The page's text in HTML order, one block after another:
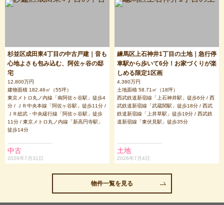
杉並区成田東4丁目の中古戸建｜音も
心地よさも包み込む、阿佐ヶ谷の邸
宅
12,800万円
建物面積 182.46㎡（55坪）
東京メトロ丸ノ内線「南阿佐ヶ谷駅」徒歩4
分 / ＪＲ中央本線「阿佐ヶ谷駅」徒歩11分 /
ＪＲ総武・中央緩行線「阿佐ヶ谷駅」徒歩
11分 / 東京メトロ丸ノ内線「新高円寺駅」
徒歩14分
中古
2026年7月31日
練馬区上石神井1丁目の土地｜急行停
車駅から歩いて6分！お家づくりが楽
しめる限定1区画
4,380万円
土地面積 58.71㎡（18坪）
西武鉄道新宿線「上石神井駅」徒歩6分 / 西
武鉄道新宿線「武蔵関駅」徒歩18分 / 西武
鉄道新宿線「上井草駅」徒歩19分 / 西武鉄
道新宿線「東伏見駅」徒歩35分
土地
2026年7月4日
物件一覧を見る